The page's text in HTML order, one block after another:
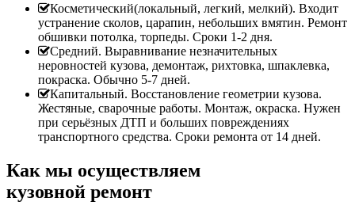
Косметический(локальный, легкий, мелкий). Входит
устранение сколов, царапин, небольших вмятин. Ремонт
обшивки потолка, торпеды. Сроки 1-2 дня.
Средний. Выравнивание незначительных
неровностей кузова, демонтаж, рихтовка, шпаклевка,
покраска. Обычно 5-7 дней.
Капитальный. Восстановление геометрии кузова.
Жестяные, сварочные работы. Монтаж, окраска. Нужен
при серьёзных ДТП и больших повреждениях
транспортного средства. Сроки ремонта от 14 дней.
Как мы осуществляем
кузовной ремонт